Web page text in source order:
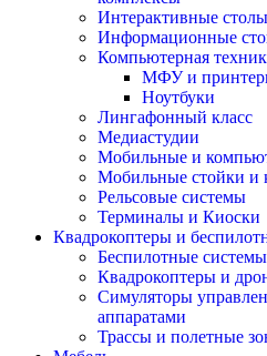
Интерактивные столы
Информационные
Компьютерная
МФУ и
Ноутбуки
Лингафонный класс
Медиастудии
Мобильные и
Мобильные стойки и
Рельсовые системы
Терминалы и Киоски
Квадрокоптеры и
Беспилотные
Квадрокоптеры и
Симуляторы
аппаратами
Трассы и полетные